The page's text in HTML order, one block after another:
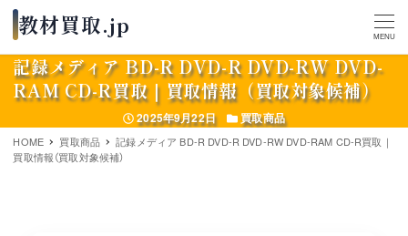
MENU
記録メディア BD-R DVD-R DVD-RW DVD-
RAM CD-R買取｜買取情報（買取対象候補）
投稿日
2025年9月22日 カテゴリー
買取商品
HOME 買取商品
記録メディア BD-R DVD-R DVD-RW DVD-RAM CD-R買取｜
買取情報（買取対象候補）